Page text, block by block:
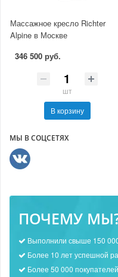
Массажное кресло Richter
Alpine в Москве
346 500 руб.
шт
В корзину
МЫ В СОЦСЕТЯХ
ПОЧЕМУ
Выполнили свыше 150
Более 10 лет успешной
Более 50 000 покупателей